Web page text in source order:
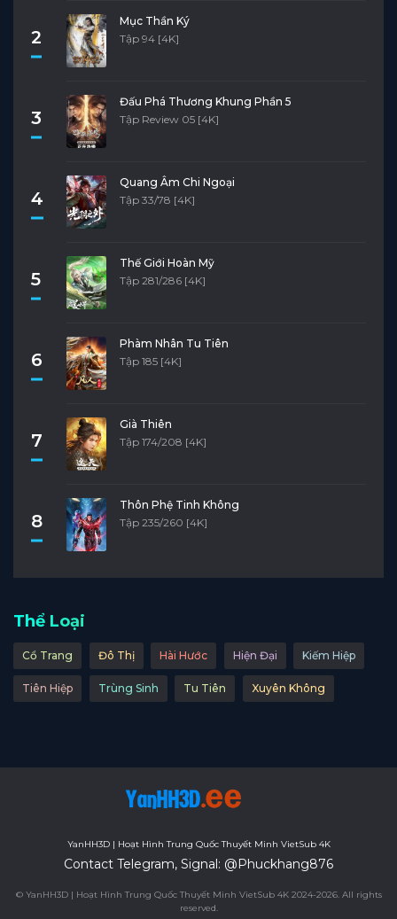
2
Mục Thần Ký
Tập 94 [4K]
3
Đấu Phá Thương Khung Phần 5
Tập Review 05 [4K]
4
Quang Âm Chi Ngoại
Tập 33/78 [4K]
5
Thế Giới Hoàn Mỹ
Tập 281/286 [4K]
6
Phàm Nhân Tu Tiên
Tập 185 [4K]
7
Già Thiên
Tập 174/208 [4K]
8
Thôn Phệ Tinh Không
Tập 235/260 [4K]
Thể Loại
Cổ Trang Đô Thị Hài Hước Hiện Đại Kiếm Hiệp
Tiên Hiệp Trùng Sinh Tu Tiên Xuyên Không
YanHH3D | Hoạt Hình Trung Quốc Thuyết Minh VietSub 4K
Contact Telegram, Signal: @Phuckhang876
© YanHH3D | Hoạt Hình Trung Quốc Thuyết Minh VietSub 4K 2024-2026. All rights
reserved.